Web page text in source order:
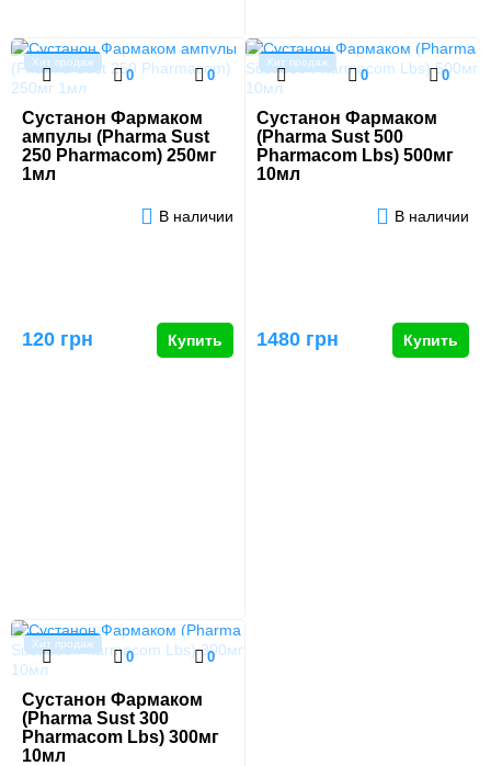
Хит продаж
0 0
Сустанон Фармаком
ампулы (Pharma Sust
250 Pharmacom) 250мг
1мл
В наличии
120 грн Купить
Хит продаж
0 0
Сустанон Фармаком
(Pharma Sust 500
Pharmacom Lbs) 500мг
10мл
В наличии
1480 грн Купить
Хит продаж
0 0
Сустанон Фармаком
(Pharma Sust 300
Pharmacom Lbs) 300мг
10мл